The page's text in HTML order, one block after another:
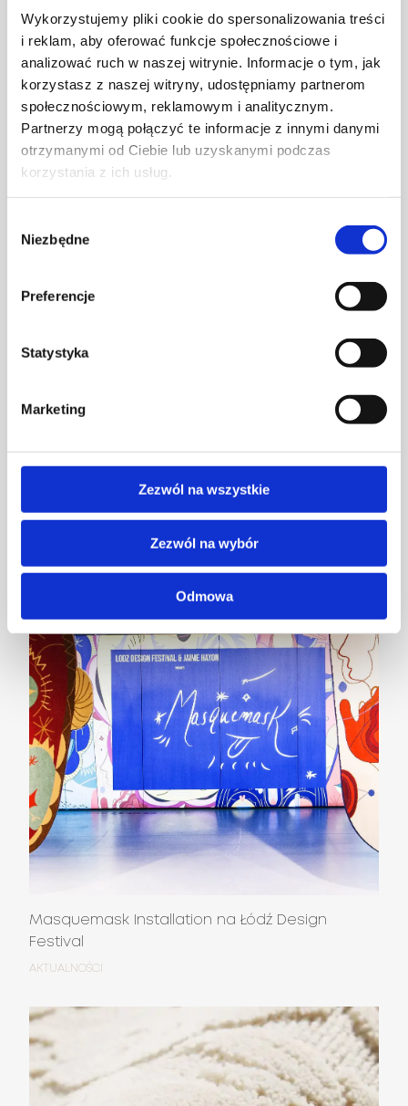
Wykorzystujemy pliki cookie do spersonalizowania treści
i reklam, aby oferować funkcje społecznościowe i
analizować ruch w naszej witrynie. Informacje o tym, jak
korzystasz z naszej witryny, udostępniamy partnerom
społecznościowym, reklamowym i analitycznym.
Partnerzy mogą połączyć te informacje z innymi danymi
otrzymanymi od Ciebie lub uzyskanymi podczas
korzystania z ich usług.
zgody
Niezbędne
Preferencje
Statystyka
Marketing
Zezwól na wszystkie
Zezwól na wybór
Odmowa
Więcej z naszego bloga
naturalność, faktura i ponadczasowy design
Masquemask Installation na Łódź Design
Festival
AKTUALNOŚCI